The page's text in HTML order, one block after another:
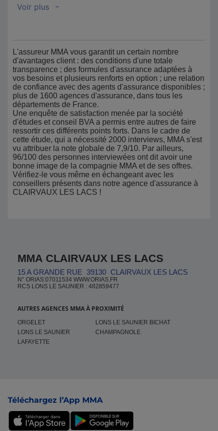
L'assureur MMA vous garantit un certain nombre
d'avantages client : des conditions d'une totale
transparence ; des formules d'assurance adaptées à
vos besoins et plusieurs renforts en option ; une relation
de confiance avec des agents d'assurance disponibles ;
plus de 1600 agences d'assurance, dans tous les
départements de France.
Une enquête de satisfaction menée par la société
d'études et conseil BVA a permis entre autres de faire
ressortir ces différents points forts. Dans le cadre de
cette étude, qui a nécessité 2000 interviews, MMA s'est
vu attribuer la note globale de 7,9/10. Par ailleurs,
96/100 des personnes interviewées ont dit avoir une
bonne image de la compagnie MMA et de ses offres.
Vérifiez-le vous même en échangeant avec les
conseillers présents dans notre agence d'assurance à
CLAIRVAUX LES LACS !
MMA CLAIRVAUX LES LACS
15 A GRANDE RUE 39130 CLAIRVAUX LES LACS
N° ORIAS:07011534 WWW.ORIAS.FR
RCS LONS LE SAUNIER : 482859477
AUTRES AGENCES MMA À PROXIMITÉ
ORGELET
LONS LE SAUNIER BICHAT
LONS LE SAUNIER
LAFAYETTE
CHAMPAGNOLE
Téléchargez l’App MMA